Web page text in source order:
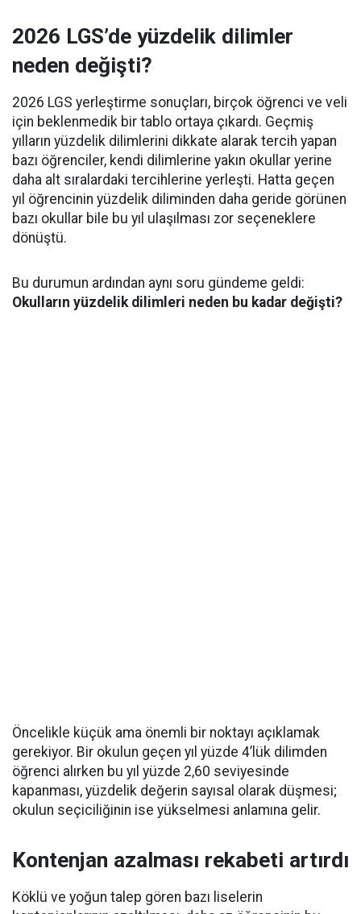
2026 LGS’de yüzdelik dilimler
neden değişti?
2026 LGS yerleştirme sonuçları, birçok öğrenci ve veli
için beklenmedik bir tablo ortaya çıkardı. Geçmiş
yılların yüzdelik dilimlerini dikkate alarak tercih yapan
bazı öğrenciler, kendi dilimlerine yakın okullar yerine
daha alt sıralardaki tercihlerine yerleşti. Hatta geçen
yıl öğrencinin yüzdelik diliminden daha geride görünen
bazı okullar bile bu yıl ulaşılması zor seçeneklere
dönüştü.
Bu durumun ardından aynı soru gündeme geldi:
Okulların yüzdelik dilimleri neden bu kadar değişti?
Öncelikle küçük ama önemli bir noktayı açıklamak
gerekiyor. Bir okulun geçen yıl yüzde 4’lük dilimden
öğrenci alırken bu yıl yüzde 2,60 seviyesinde
kapanması, yüzdelik değerin sayısal olarak düşmesi;
okulun seçiciliğinin ise yükselmesi anlamına gelir.
Kontenjan azalması rekabeti artırdı
Köklü ve yoğun talep gören bazı liselerin